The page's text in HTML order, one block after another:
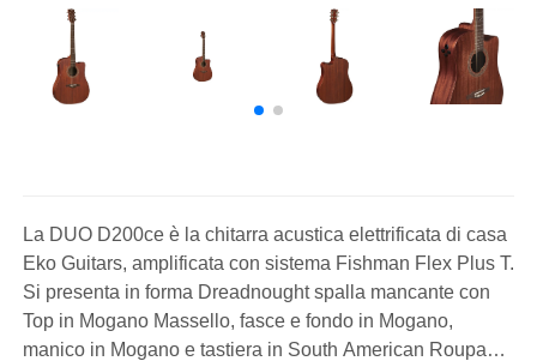
La DUO D200ce è la chitarra acustica elettrificata di casa
Eko Guitars, amplificata con sistema Fishman Flex Plus T.
Si presenta in forma Dreadnought spalla mancante con
Top in Mogano Massello, fasce e fondo in Mogano,
manico in Mogano e tastiera in South American Roupanà.